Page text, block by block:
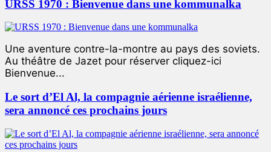
URSS 1970 : Bienvenue dans une kommunalka
Une aventure contre-la-montre au pays des soviets.
Au théâtre de Jazet pour réserver cliquez-ici
Bienvenue...
Le sort d’El Al, la compagnie aérienne israélienne,
sera annoncé ces prochains jours